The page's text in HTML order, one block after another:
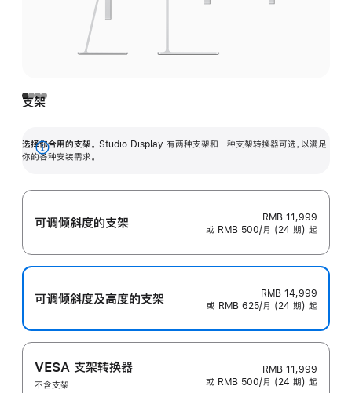
支架
选择你合用的支架。 Studio Display 有两种支架和一种支架转换器可选，以满足
你的各种安装需求。
展
可调倾斜度的支架
RMB 11,999
或 RMB 500/月 (24 期) 起
可调倾斜度及高‍度的支‍架
RMB 14,999
或 RMB 625/月 (24 期) 起
VESA 支架转换器
不含支架
RMB 11,999
或 RMB 500/月 (24 期) 起